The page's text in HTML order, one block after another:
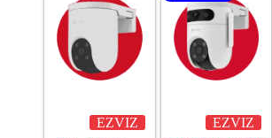
EZVIZ EZVIZ